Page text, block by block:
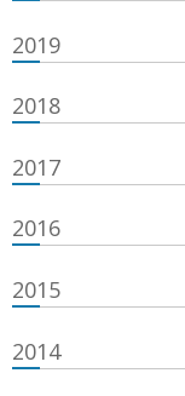
2019
2018
2017
2016
2015
2014